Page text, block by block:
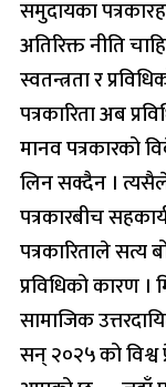
समुदायका
अतिरिक्त नीति
स्वतन्त्रता र
पत्रकारिता अब
मानव पत्रकारको
लिन सक्दैन । त्यसैले
पत्रकारबीच
पत्रकारिताले सत्य
प्रविधिको कारण ।
सामाजिक
सन् २०२५ को विश्व